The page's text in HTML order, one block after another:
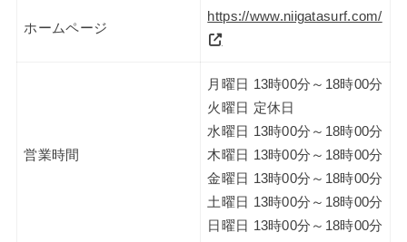
ホームページ
https://www.niigatasurf.com/
営業時間
月曜日 13時00分～18時00分
火曜日 定休日
水曜日 13時00分～18時00分
木曜日 13時00分～18時00分
金曜日 13時00分～18時00分
土曜日 13時00分～18時00分
日曜日 13時00分～18時00分